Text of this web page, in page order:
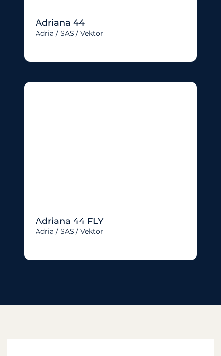
Adriana 44
Adria / SAS / Vektor
Adriana 44 FLY
Adria / SAS / Vektor